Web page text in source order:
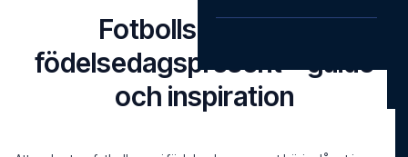
Fotbollsresa som
födelsedagspresent – guide
och inspiration